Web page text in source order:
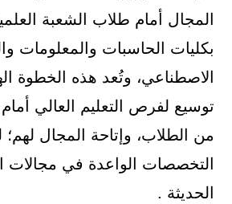
المجال أمام طلاب الشعبة
بكليات الحاسبات والمعلومات
الاصطناعي، وتُعد هذه الخطوة
توسيع لفرص التعليم العالي
من الطلاب، وإتاحة المجال لهم؛
التخصصات الواعدة في مجالات
الحديثة .